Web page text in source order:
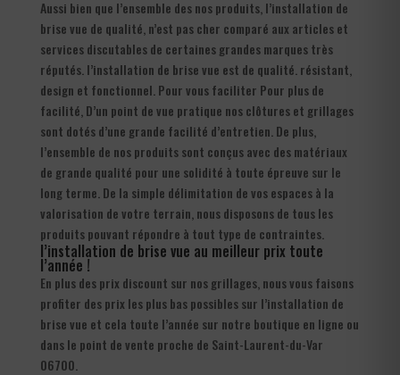
Aussi bien que l’ensemble des nos produits, l’installation de
brise vue de qualité, n’est pas cher comparé aux articles et
services discutables de certaines grandes marques très
réputés. l’installation de brise vue est de qualité. résistant,
design et fonctionnel. Pour vous faciliter Pour plus de
facilité, D’un point de vue pratique nos clôtures et grillages
sont dotés d’une grande facilité d’entretien. De plus,
l’ensemble de nos produits sont conçus avec des matériaux
de grande qualité pour une solidité à toute épreuve sur le
long terme. De la simple délimitation de vos espaces à la
valorisation de votre terrain, nous disposons de tous les
produits pouvant répondre à tout type de contraintes.
l’installation de brise vue au meilleur prix toute
l’année !
En plus des prix discount sur nos grillages, nous vous faisons
profiter des prix les plus bas possibles sur l’installation de
brise vue et cela toute l’année sur notre boutique en ligne ou
dans le point de vente proche de Saint-Laurent-du-Var
06700.